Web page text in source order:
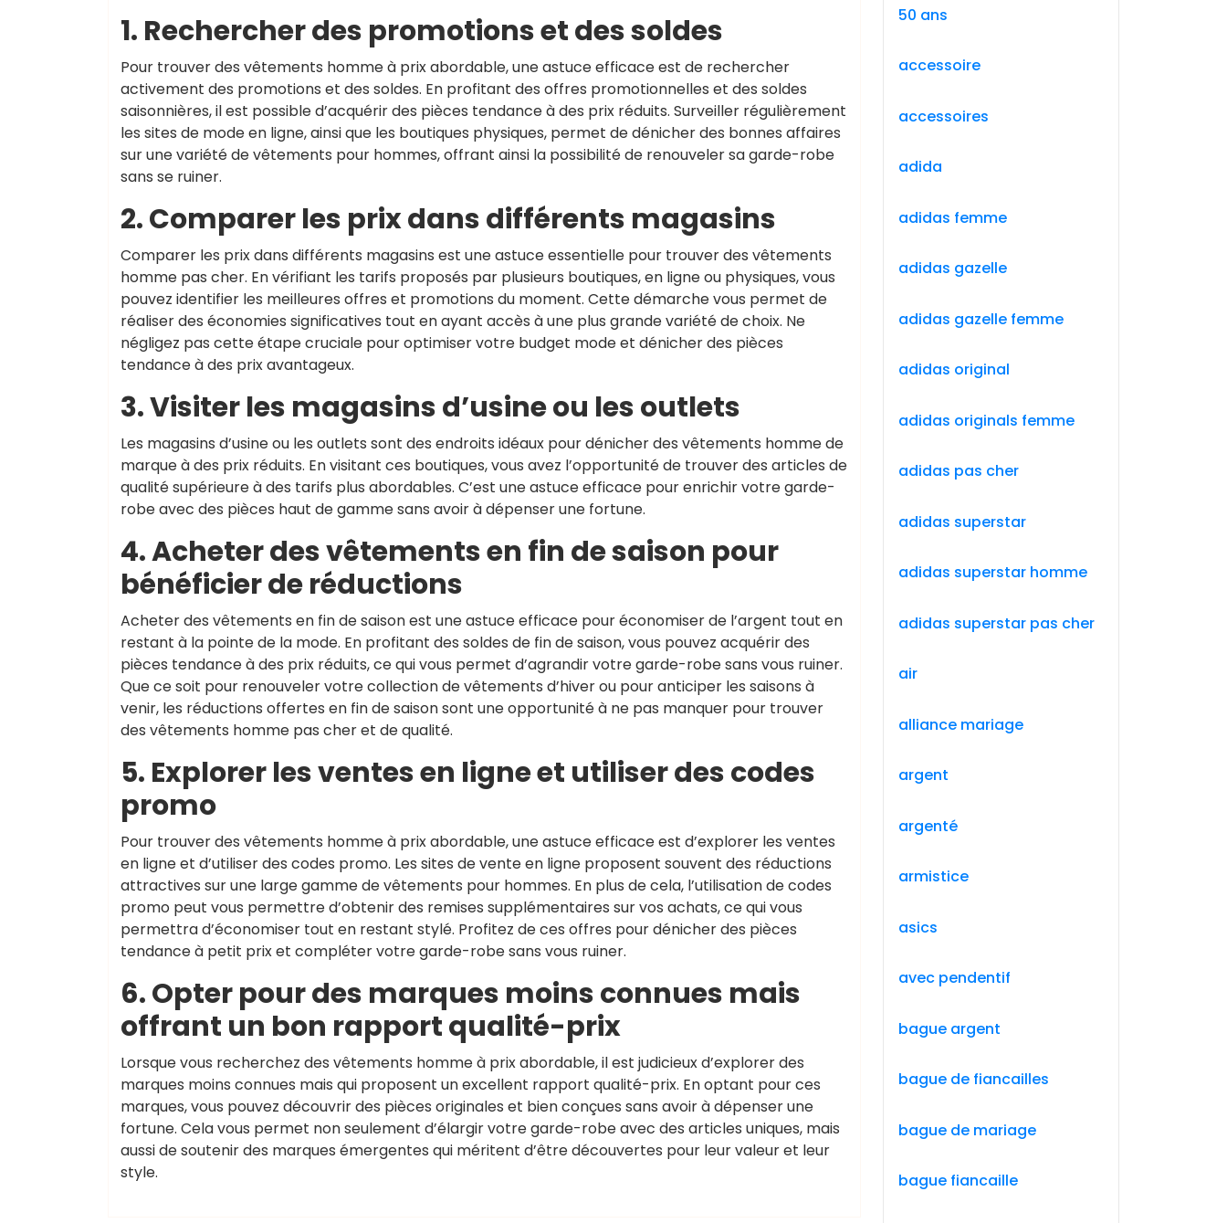
1. Rechercher des promotions et des soldes
Pour trouver des vêtements homme à prix abordable, une astuce efficace est de rechercher
activement des promotions et des soldes. En profitant des offres promotionnelles et des soldes
saisonnières, il est possible d’acquérir des pièces tendance à des prix réduits. Surveiller régulièrement
les sites de mode en ligne, ainsi que les boutiques physiques, permet de dénicher des bonnes affaires
sur une variété de vêtements pour hommes, offrant ainsi la possibilité de renouveler sa garde-robe
sans se ruiner.
2. Comparer les prix dans différents magasins
Comparer les prix dans différents magasins est une astuce essentielle pour trouver des vêtements
homme pas cher. En vérifiant les tarifs proposés par plusieurs boutiques, en ligne ou physiques, vous
pouvez identifier les meilleures offres et promotions du moment. Cette démarche vous permet de
réaliser des économies significatives tout en ayant accès à une plus grande variété de choix. Ne
négligez pas cette étape cruciale pour optimiser votre budget mode et dénicher des pièces
tendance à des prix avantageux.
3. Visiter les magasins d’usine ou les outlets
Les magasins d’usine ou les outlets sont des endroits idéaux pour dénicher des vêtements homme de
marque à des prix réduits. En visitant ces boutiques, vous avez l’opportunité de trouver des articles de
qualité supérieure à des tarifs plus abordables. C’est une astuce efficace pour enrichir votre garde-
robe avec des pièces haut de gamme sans avoir à dépenser une fortune.
4. Acheter des vêtements en fin de saison pour
bénéficier de réductions
Acheter des vêtements en fin de saison est une astuce efficace pour économiser de l’argent tout en
restant à la pointe de la mode. En profitant des soldes de fin de saison, vous pouvez acquérir des
pièces tendance à des prix réduits, ce qui vous permet d’agrandir votre garde-robe sans vous ruiner.
Que ce soit pour renouveler votre collection de vêtements d’hiver ou pour anticiper les saisons à
venir, les réductions offertes en fin de saison sont une opportunité à ne pas manquer pour trouver
des vêtements homme pas cher et de qualité.
5. Explorer les ventes en ligne et utiliser des codes
promo
Pour trouver des vêtements homme à prix abordable, une astuce efficace est d’explorer les ventes
en ligne et d’utiliser des codes promo. Les sites de vente en ligne proposent souvent des réductions
attractives sur une large gamme de vêtements pour hommes. En plus de cela, l’utilisation de codes
promo peut vous permettre d’obtenir des remises supplémentaires sur vos achats, ce qui vous
permettra d’économiser tout en restant stylé. Profitez de ces offres pour dénicher des pièces
tendance à petit prix et compléter votre garde-robe sans vous ruiner.
6. Opter pour des marques moins connues mais
offrant un bon rapport qualité-prix
Lorsque vous recherchez des vêtements homme à prix abordable, il est judicieux d’explorer des
marques moins connues mais qui proposent un excellent rapport qualité-prix. En optant pour ces
marques, vous pouvez découvrir des pièces originales et bien conçues sans avoir à dépenser une
fortune. Cela vous permet non seulement d’élargir votre garde-robe avec des articles uniques, mais
aussi de soutenir des marques émergentes qui méritent d’être découvertes pour leur valeur et leur
style.
50 ans
accessoire
accessoires
adida
adidas femme
adidas gazelle
adidas gazelle femme
adidas original
adidas originals femme
adidas pas cher
adidas superstar
adidas superstar homme
adidas superstar pas cher
air
alliance mariage
argent
argenté
armistice
asics
avec pendentif
bague argent
bague de fiancailles
bague de mariage
bague fiancaille